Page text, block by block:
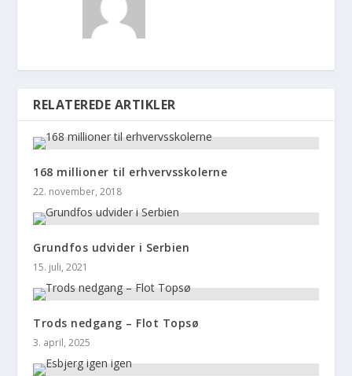
RELATEREDE ARTIKLER
168 millioner til erhvervsskolerne
22. november, 2018
Grundfos udvider i Serbien
15. juli, 2021
Trods nedgang – Flot Topsø
3. april, 2025